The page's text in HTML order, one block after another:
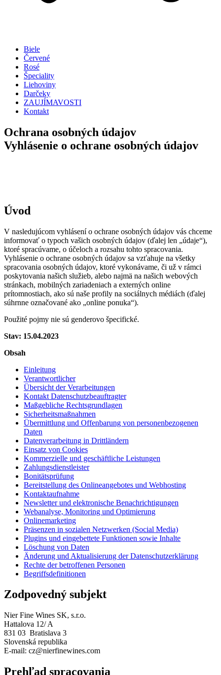
Biele
Červené
Rosé
Špeciality
Liehoviny
Darčeky
ZAUJÍMAVOSTI
Kontakt
Ochrana osobných údajov
Vyhlásenie o ochrane osobných údajov
Úvod
V nasledujúcom vyhlásení o ochrane osobných údajov vás chceme
informovať o typoch vašich osobných údajov (ďalej len „údaje“),
ktoré spracúvame, o účeloch a rozsahu tohto spracovania.
Vyhlásenie o ochrane osobných údajov sa vzťahuje na všetky
spracovania osobných údajov, ktoré vykonávame, či už v rámci
poskytovania našich služieb, alebo najmä na našich webových
stránkach, mobilných zariadeniach a externých online
prítomnostiach, ako sú naše profily na sociálnych médiách (ďalej
súhrnne označované ako „online ponuka“).
Použité pojmy nie sú genderovo špecifické.
Stav: 15.04.2023
Obsah
Einleitung
Verantwortlicher
Übersicht der Verarbeitungen
Kontakt Datenschutzbeauftragter
Maßgebliche Rechtsgrundlagen
Sicherheitsmaßnahmen
Übermittlung und Offenbarung von personenbezogenen
Daten
Datenverarbeitung in Drittländern
Einsatz von Cookies
Kommerzielle und geschäftliche Leistungen
Zahlungsdienstleister
Bonitätsprüfung
Bereitstellung des Onlineangebotes und Webhosting
Kontaktaufnahme
Newsletter und elektronische Benachrichtigungen
Webanalyse, Monitoring und Optimierung
Onlinemarketing
Präsenzen in sozialen Netzwerken (Social Media)
Plugins und eingebettete Funktionen sowie Inhalte
Löschung von Daten
Änderung und Aktualisierung der Datenschutzerklärung
Rechte der betroffenen Personen
Begriffsdefinitionen
Zodpovedný subjekt
Nier Fine Wines SK, s.r.o.
Hattalova 12/ A
831 03 Bratislava 3
Slovenská republika
E-mail: cz@nierfinewines.com
Prehľad spracovania